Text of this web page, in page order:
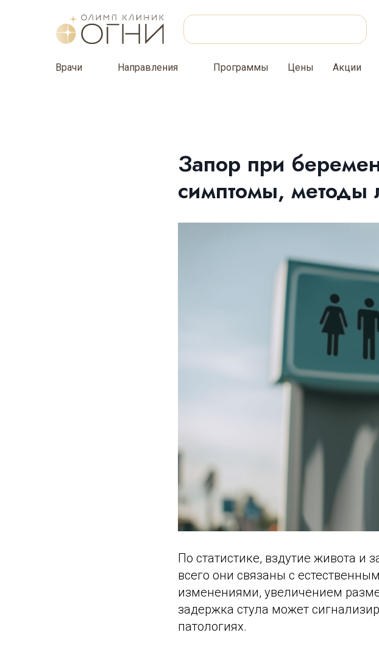
Акции
Цены
Программы
Направления
Врачи
Запор при
симптомы, методы
По статистике, вздутие живота и
всего они связаны с
изменениями, увеличением
задержка стула может
патологиях.